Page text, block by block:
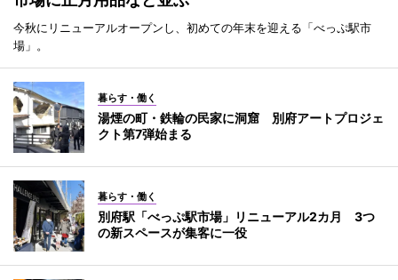
今秋にリニューアルオープンし、初めての年末を迎える「べっぷ駅市
場」。
暮らす・働く
湯煙の町・鉄輪の民家に洞窟 別府アートプロジェ
クト第7弾始まる
暮らす・働く
別府駅「べっぷ駅市場」リニューアル2カ月 3つ
の新スペースが集客に一役